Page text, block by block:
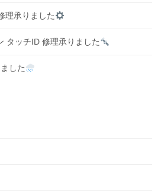
理承りました
タッチID 修理承りました
した